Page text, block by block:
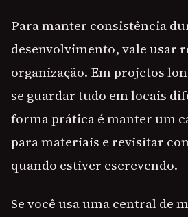
Para manter consistência
desenvolvimento, vale usar
organização. Em projetos
se guardar tudo em locais
forma prática é manter um
para materiais e revisitar
quando estiver escrevendo.
Se você usa uma central de